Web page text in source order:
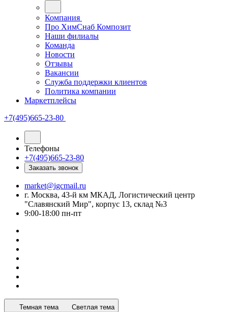
Компания
Про ХимСнаб Композит
Наши филиалы
Команда
Новости
Отзывы
Вакансии
Служба поддержки клиентов
Политика компании
Маркетплейсы
+7(495)665-23-80
Телефоны
+7(495)665-23-80
Заказать звонок
market@igcmail.ru
г. Москва, 43-й км МКАД, Логистический центр
"Славянский Мир", корпус 13, склад №3
9:00-18:00 пн-пт
Темная тема Светлая тема